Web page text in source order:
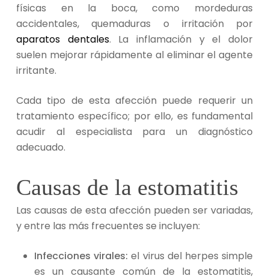
físicas en la boca, como mordeduras
accidentales, quemaduras o irritación por
aparatos dentales. La inflamación y el dolor
suelen mejorar rápidamente al eliminar el agente
irritante.
Cada tipo de esta afección puede requerir un
tratamiento específico; por ello, es fundamental
acudir al especialista para un diagnóstico
adecuado.
Causas de la estomatitis
Las causas de esta afección pueden ser variadas,
y entre las más frecuentes se incluyen:
Infecciones virales:el virus del herpes simple
es un causante común de la estomatitis,